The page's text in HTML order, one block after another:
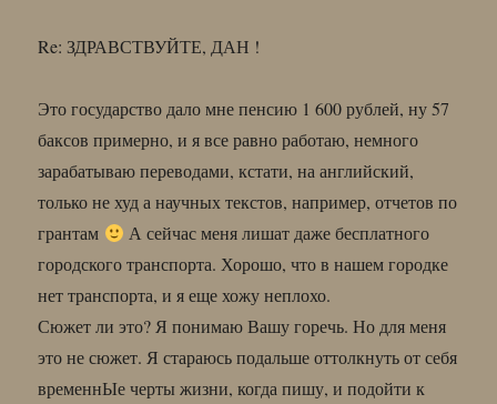
Re: ЗДРАВСТВУЙТЕ, ДАН !
Это государство дало мне пенсию 1 600 рублей, ну 57
баксов примерно, и я все равно работаю, немного
зарабатываю переводами, кстати, на английский,
только не худ а научных текстов, например, отчетов по
грантам
А сейчас меня лишат даже бесплатного
городского транспорта. Хорошо, что в нашем городке
нет транспорта, и я еще хожу неплохо.
Сюжет ли это? Я понимаю Вашу горечь. Но для меня
это не сюжет. Я стараюсь подальше оттолкнуть от себя
временнЫе черты жизни, когда пишу, и подойти к